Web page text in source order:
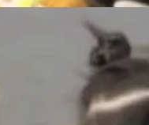
期更
围绕三
步支
。
届大会
办，以